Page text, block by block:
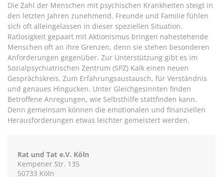
Die Zahl der Menschen mit psychischen Krankheiten steigt in
den letzten Jahren zunehmend. Freunde und Familie fühlen
sich oft alleingelassen in dieser speziellen Situation.
Ratlosigkeit gepaart mit Aktionismus bringen nahestehende
Menschen oft an ihre Grenzen, denn sie stehen besonderen
Anforderungen gegenüber. Zur Unterstützung gibt es im
Sozialpsychiatrischen Zentrum (SPZ) Kalk einen neuen
Gesprächskreis. Zum Erfahrungsaustausch, für Verständnis
und genaues Hingucken. Unter Gleichgesinnten finden
Betroffene Anregungen, wie Selbsthilfe stattfinden kann.
Denn gemeinsam können die emotionalen und finanziellen
Herausforderungen etwas leichter gemeistert werden.
Rat und Tat e.V. Köln
Kempener Str. 135
50733 Köln